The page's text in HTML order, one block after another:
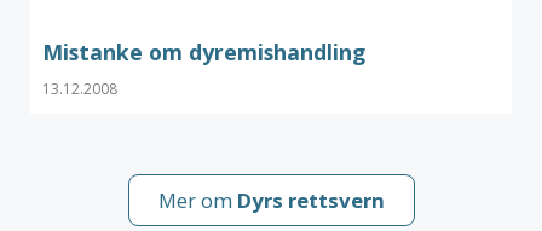
Mistanke om dyremishandling
13.12.2008
Mer om Dyrs rettsvern